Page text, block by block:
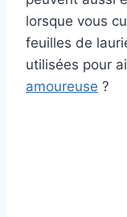
lorsque vous
feuilles de
utilisées pour
amoureuse ?